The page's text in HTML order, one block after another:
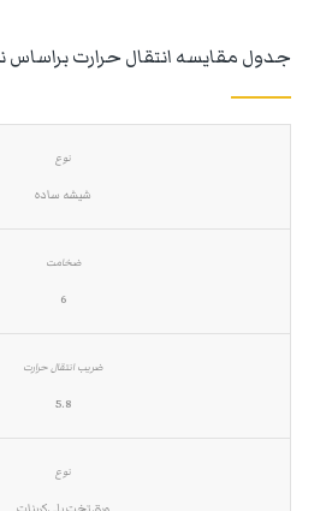
جدول مقایسه انتقال حرارت
شیشه ساده
6
5.8